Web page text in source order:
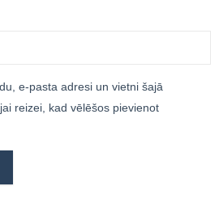
e-pasta adresi un vietni šajā
reizei, kad vēlēšos pievienot